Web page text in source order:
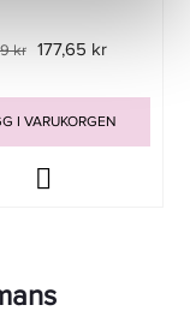
kr 177,65 kr
I VARUKORGEN